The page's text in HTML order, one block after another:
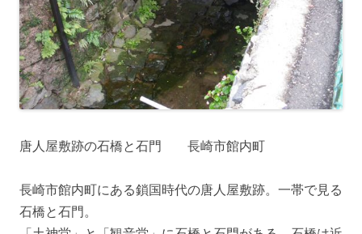
唐人屋敷跡の石橋と石門 長崎市館内町
長崎市館内町にある鎖国時代の唐人屋敷跡。一帯で見る
石橋と石門。